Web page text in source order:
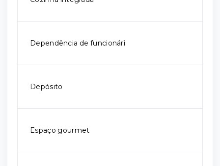
Dependência de funcionári
Depósito
Espaço gourmet